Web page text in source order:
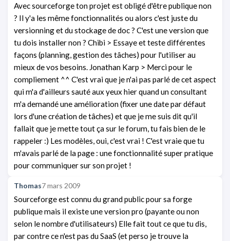
Avec sourceforge ton projet est obligé d'être publique non
? Il y'a les même fonctionnalités ou alors c'est juste du
versionning et du stockage de doc ? C'est une version que
tu dois installer non ? Chibi > Essaye et teste différentes
façons (planning, gestion des tâches) pour l'utiliser au
mieux de vos besoins. Jonathan Karp > Merci pour le
compliement ^^ C'est vrai que je n'ai pas parlé de cet aspect
qui m'a d'ailleurs sauté aux yeux hier quand un consultant
m'a demandé une amélioration (fixer une date par défaut
lors d'une création de tâches) et que je me suis dit qu'il
fallait que je mette tout ça sur le forum, tu fais bien de le
rappeler :) Les modèles, oui, c'est vrai ! C'est vraie que tu
m'avais parlé de la page : une fonctionnalité super pratique
pour communiquer sur son projet !
Thomas7 mars 2009
Sourceforge est connu du grand public pour sa forge
publique mais il existe une version pro (payante ou non
selon le nombre d'utilisateurs) Elle fait tout ce que tu dis,
par contre ce n'est pas du SaaS (et perso je trouve la